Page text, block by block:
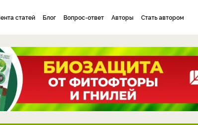
статей Блог Вопрос-ответ Авторы Стать автором